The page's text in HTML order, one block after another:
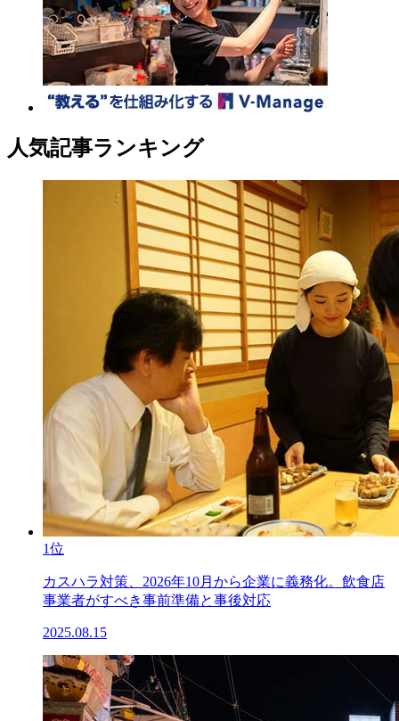
人気記事ランキング
1位
カスハラ対策、2026年10月から企業に義務化。飲食店
事業者がすべき事前準備と事後対応
2025.08.15